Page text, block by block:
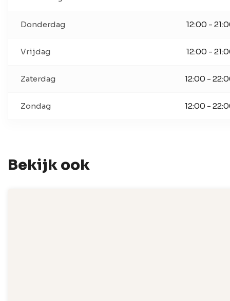
Donderdag 12:00 -
Vrijdag 12:00 -
Zaterdag 12:00 -
Zondag 12:00 -
Bekijk ook